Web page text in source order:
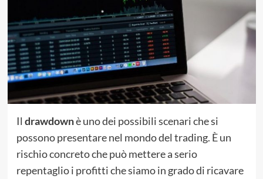
Il drawdownè uno dei possibili scenari che si
possono presentare nel mondo del trading. È un
rischio concreto che può mettere a serio
repentaglio i profitti che siamo in grado di ricavare